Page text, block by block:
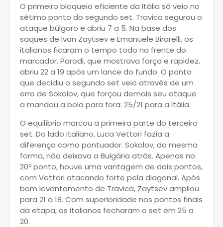
O primeiro bloqueio eficiente da Itália só veio no
sétimo ponto do segundo set. Travica segurou o
ataque búlgaro e abriu 7 a 5. Na base dos
saques de Ivan Zaytsev e Emanuele Birarelli, os
italianos ficaram o tempo todo na frente do
marcador. Parodi, que mostrava força e rapidez,
abriu 22 a 19 após um lance do fundo. O ponto
que decidiu o segundo set veio através de um
erro de Sokolov, que forçou demais seu ataque
a mandou a bola para fora: 25/21 para a Itália.
O equilíbrio marcou a primeira parte do terceiro
set. Do lado italiano, Luca Vettori fazia a
diferença como pontuador. Sokolov, da mesma
forma, não deixava a Bulgária atrás. Apenas no
20º ponto, houve uma vantagem de dois pontos,
com Vettori atacando forte pela diagonal. Após
bom levantamento de Travica, Zaytsev ampliou
para 21 a 18. Com superioridade nos pontos finais
da etapa, os italianos fecharam o set em 25 a
20.